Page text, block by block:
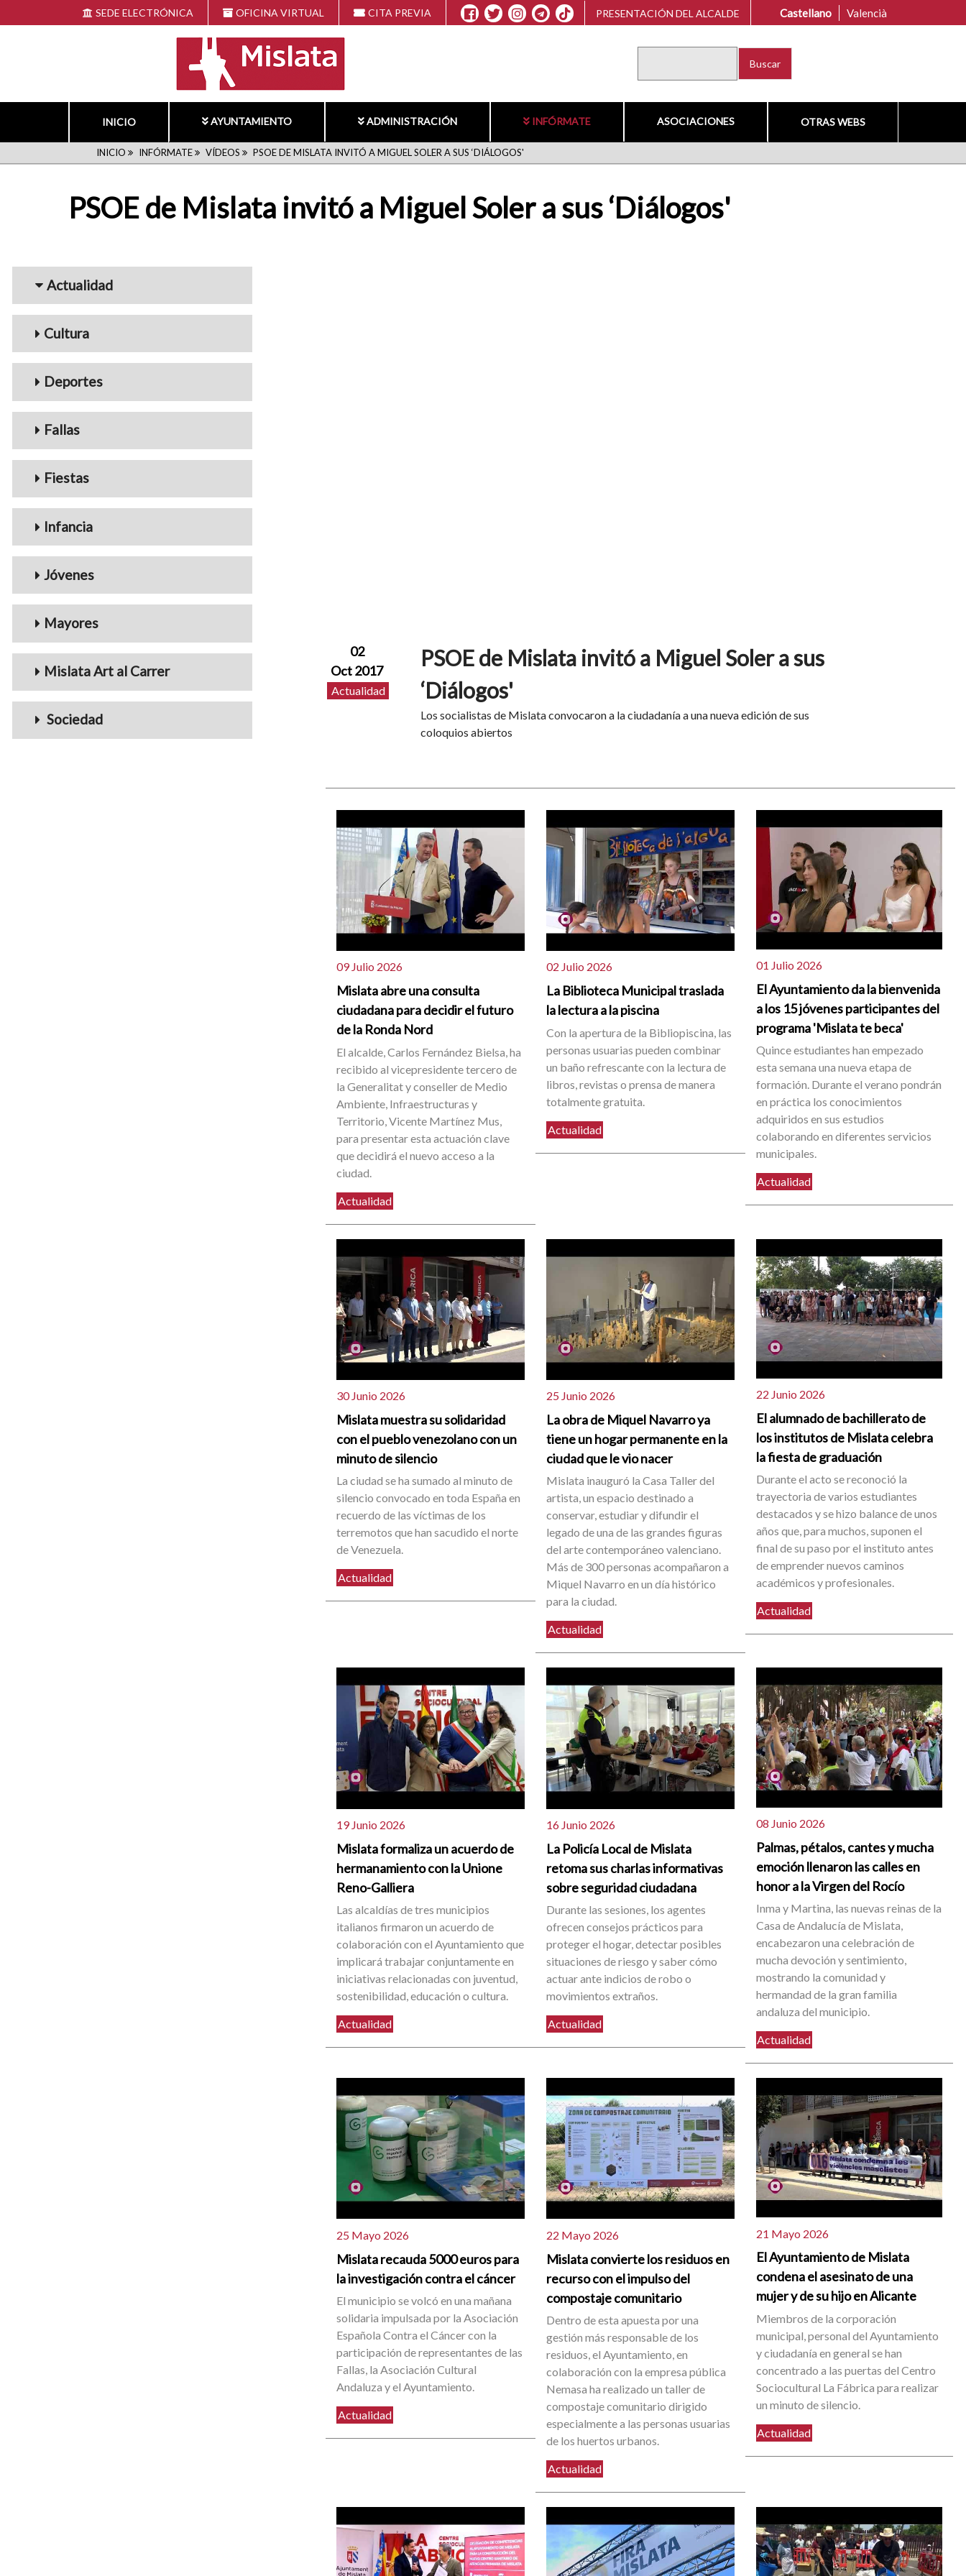
al
SEDE ELECTRÓNICA OFICINA VIRTUAL CITA PREVIA PRESENTACIÓN DEL ALCALDE Castellano Valencià
INICIO AYUNTAMIENTO ADMINISTRACIÓN INFÓRMATE ASOCIACIONES OTRAS WEBS
RUTA
DE
INICIO INFÓRMATE VÍDEOS PSOE DE MISLATA INVITÓ A MIGUEL SOLER A SUS ‘DIÁLOGOS'
PSOE de Mislata invitó a Miguel Soler a sus ‘Diálogos'
Menu_Videos
Actualidad
Cultura
Deportes
Fallas
Fiestas
Infancia
Jóvenes
Mayores
Mislata Art al Carrer
Sociedad
02
Oct 2017
Actualidad
PSOE de Mislata invitó a Miguel Soler a sus
‘Diálogos'
Los socialistas de Mislata convocaron a la ciudadanía a una nueva edición de sus
coloquios abiertos
09 Julio 2026
Mislata abre una consulta
ciudadana para decidir el futuro
de la Ronda Nord
El alcalde, Carlos Fernández Bielsa, ha
recibido al vicepresidente tercero de
la Generalitat y conseller de Medio
Ambiente, Infraestructuras y
Territorio, Vicente Martínez Mus,
para presentar esta actuación clave
que decidirá el nuevo acceso a la
ciudad.
Actualidad
02 Julio 2026
La Biblioteca Municipal traslada
la lectura a la piscina
Con la apertura de la Bibliopiscina, las
personas usuarias pueden combinar
un baño refrescante con la lectura de
libros, revistas o prensa de manera
totalmente gratuita.
Actualidad
01 Julio 2026
El Ayuntamiento da la bienvenida
a los 15 jóvenes participantes del
programa 'Mislata te beca'
Quince estudiantes han empezado
esta semana una nueva etapa de
formación. Durante el verano pondrán
en práctica los conocimientos
adquiridos en sus estudios
colaborando en diferentes servicios
municipales.
Actualidad
30 Junio 2026
Mislata muestra su solidaridad
con el pueblo venezolano con un
minuto de silencio
La ciudad se ha sumado al minuto de
silencio convocado en toda España en
recuerdo de las víctimas de los
terremotos que han sacudido el norte
de Venezuela.
Actualidad
25 Junio 2026
La obra de Miquel Navarro ya
tiene un hogar permanente en la
ciudad que le vio nacer
Mislata inauguró la Casa Taller del
artista, un espacio destinado a
conservar, estudiar y difundir el
legado de una de las grandes figuras
del arte contemporáneo valenciano.
Más de 300 personas acompañaron a
Miquel Navarro en un día histórico
para la ciudad.
Actualidad
22 Junio 2026
El alumnado de bachillerato de
los institutos de Mislata celebra
la fiesta de graduación
Durante el acto se reconoció la
trayectoria de varios estudiantes
destacados y se hizo balance de unos
años que, para muchos, suponen el
final de su paso por el instituto antes
de emprender nuevos caminos
académicos y profesionales.
Actualidad
19 Junio 2026
Mislata formaliza un acuerdo de
hermanamiento con la Unione
Reno-Galliera
Las alcaldías de tres municipios
italianos firmaron un acuerdo de
colaboración con el Ayuntamiento que
implicará trabajar conjuntamente en
iniciativas relacionadas con juventud,
sostenibilidad, educación o cultura.
Actualidad
16 Junio 2026
La Policía Local de Mislata
retoma sus charlas informativas
sobre seguridad ciudadana
Durante las sesiones, los agentes
ofrecen consejos prácticos para
proteger el hogar, detectar posibles
situaciones de riesgo y saber cómo
actuar ante indicios de robo o
movimientos extraños.
Actualidad
08 Junio 2026
Palmas, pétalos, cantes y mucha
emoción llenaron las calles en
honor a la Virgen del Rocío
Inma y Martina, las nuevas reinas de la
Casa de Andalucía de Mislata,
encabezaron una celebración de
mucha devoción y sentimiento,
mostrando la comunidad y
hermandad de la gran familia
andaluza del municipio.
Actualidad
25 Mayo 2026
Mislata recauda 5000 euros para
la investigación contra el cáncer
El municipio se volcó en una mañana
solidaria impulsada por la Asociación
Española Contra el Cáncer con la
participación de representantes de las
Fallas, la Asociación Cultural
Andaluza y el Ayuntamiento.
Actualidad
22 Mayo 2026
Mislata convierte los residuos en
recurso con el impulso del
compostaje comunitario
Dentro de esta apuesta por una
gestión más responsable de los
residuos, el Ayuntamiento, en
colaboración con la empresa pública
Nemasa ha realizado un taller de
compostaje comunitario dirigido
especialmente a las personas usuarias
de los huertos urbanos.
Actualidad
21 Mayo 2026
El Ayuntamiento de Mislata
condena el asesinato de una
mujer y de su hijo en Alicante
Miembros de la corporación
municipal, personal del Ayuntamiento
y ciudadanía en general se han
concentrado a las puertas del Centro
Sociocultural La Fábrica para realizar
un minuto de silencio.
Actualidad